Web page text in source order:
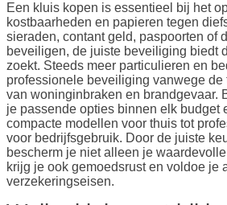
Een kluis kopen is essentieel bij het
kostbaarheden en papieren tegen
sieraden, contant geld, paspoorten of
beveiligen, de juiste beveiliging biedt
zoekt. Steeds meer particulieren en
professionele beveiliging vanwege
van woninginbraken en brandgevaar.
je passende opties binnen elk budget
compacte modellen voor thuis tot
voor bedrijfsgebruik. Door de juiste
bescherm je niet alleen je
krijg je ook gemoedsrust en voldoe je
verzekeringseisen.